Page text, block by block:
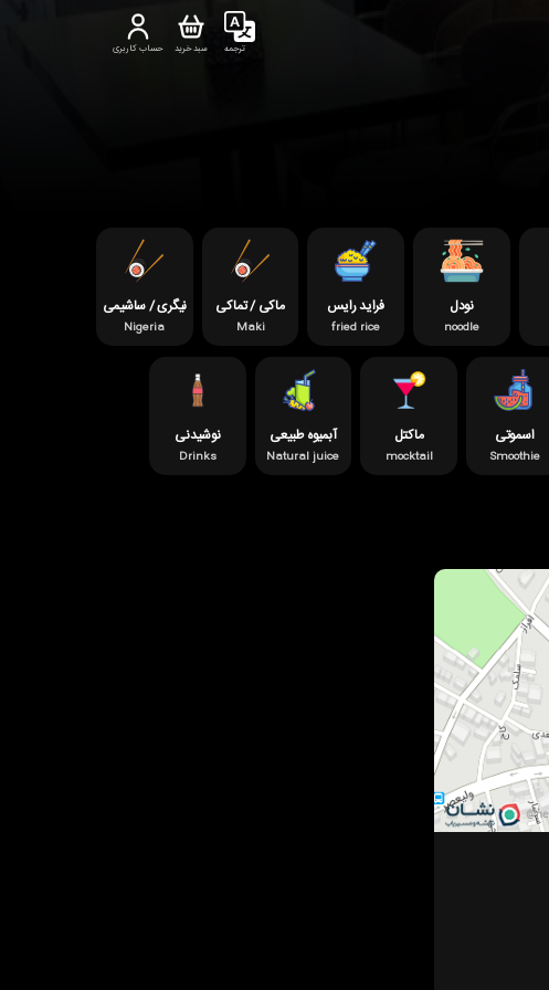
حساب کاربری سبد خرید ترجمه
نودل
noodle
فراید رایس
fried rice
ماکی / تماکی
Maki
نیگری / ساشیمی
Nigeria
اسموتی
Smoothie
ماکتل
mocktail
آبمیوه طبیعی
Natural juice
نوشیدنی
Drinks